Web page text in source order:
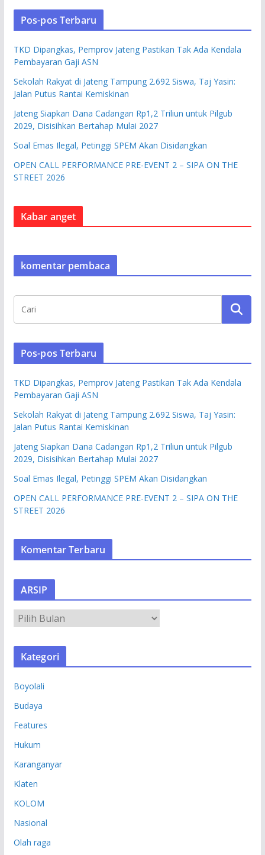
Pos-pos Terbaru
TKD Dipangkas, Pemprov Jateng Pastikan Tak Ada Kendala
Pembayaran Gaji ASN
Sekolah Rakyat di Jateng Tampung 2.692 Siswa, Taj Yasin:
Jalan Putus Rantai Kemiskinan
Jateng Siapkan Dana Cadangan Rp1,2 Triliun untuk Pilgub
2029, Disisihkan Bertahap Mulai 2027
Soal Emas Ilegal, Petinggi SPEM Akan Disidangkan
OPEN CALL PERFORMANCE PRE-EVENT 2 – SIPA ON THE
STREET 2026
Kabar anget
komentar pembaca
Pos-pos Terbaru
TKD Dipangkas, Pemprov Jateng Pastikan Tak Ada Kendala
Pembayaran Gaji ASN
Sekolah Rakyat di Jateng Tampung 2.692 Siswa, Taj Yasin:
Jalan Putus Rantai Kemiskinan
Jateng Siapkan Dana Cadangan Rp1,2 Triliun untuk Pilgub
2029, Disisihkan Bertahap Mulai 2027
Soal Emas Ilegal, Petinggi SPEM Akan Disidangkan
OPEN CALL PERFORMANCE PRE-EVENT 2 – SIPA ON THE
STREET 2026
Komentar Terbaru
ARSIP
R
S
Kategori
Boyolali
Budaya
Features
Hukum
Karanganyar
Klaten
KOLOM
Nasional
Olah raga